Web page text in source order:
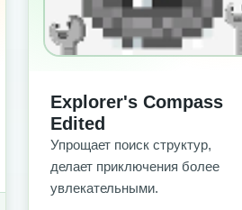
Explorer's Compass
Edited
Упрощает поиск структур,
делает приключения более
увлекательными.